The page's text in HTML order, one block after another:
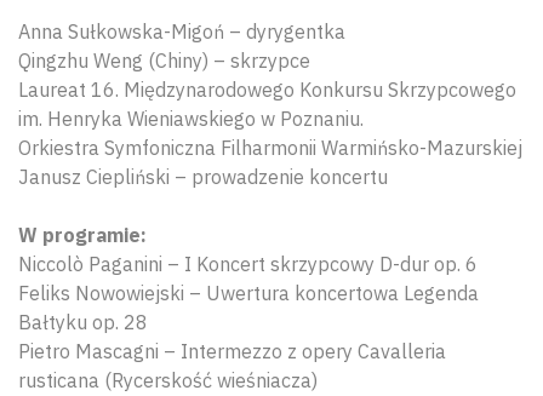
Anna Sułkowska-Migoń – dyrygentka
Qingzhu Weng (Chiny) – skrzypce
Laureat 16. Międzynarodowego Konkursu Skrzypcowego
im. Henryka Wieniawskiego w Poznaniu.
Orkiestra Symfoniczna Filharmonii Warmińsko-Mazurskiej
Janusz Ciepliński – prowadzenie koncertu
W programie:
Niccolò Paganini – I Koncert skrzypcowy D-dur op. 6
Feliks Nowowiejski – Uwertura koncertowa Legenda
Bałtyku op. 28
Pietro Mascagni – Intermezzo z opery Cavalleria
rusticana (Rycerskość wieśniacza)